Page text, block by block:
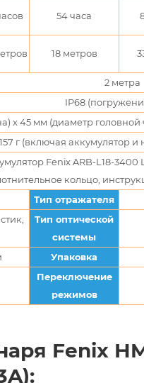
54 часа
18 метров
2 метра
IP68
x 45 мм (диаметр головной
157 г (включая аккумулятор
Fenix ARB-L18-3400
кольцо,
Тип отражателя
Тип оптической
системы
Упаковка
Переключение
режимов
Fenix